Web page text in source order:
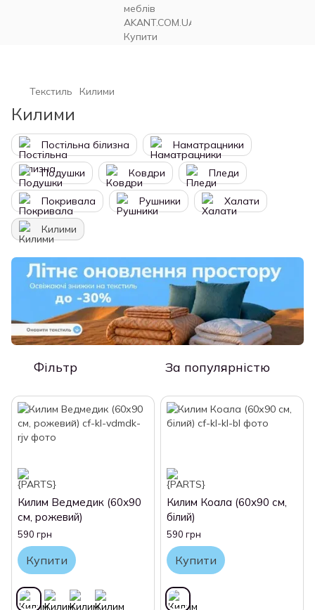
Текстиль Килими
Килими
Постільна білизна Наматрацники
Подушки Ковдри Пледи
Покривала Рушники Халати
Килими
Фільтр За популярністю
Килим Ведмедик (60х90
см, рожевий)
590 грн
Купити
Килим Коала (60х90 см,
білий)
590 грн
Купити